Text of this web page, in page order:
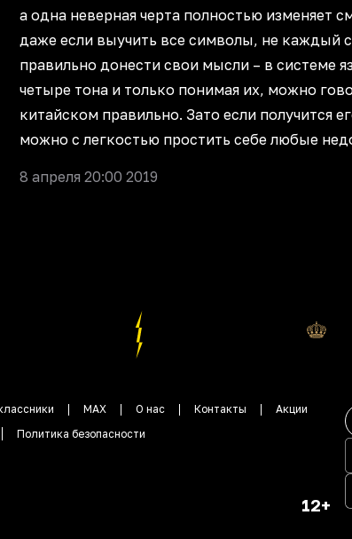
а одна неверная черта полностью изменяет
даже если выучить все символы, не каждый
правильно донести свои мысли – в системе
четыре тона и только понимая их, можно
китайском правильно. Зато если получится
можно с легкостью простить себе любые
8 апреля 20:00 2019
MAX О нас Контакты
Акции
Политика безопасности
12+